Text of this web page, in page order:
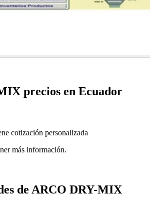
precios en Ecuador
cotización personalizada
más información.
de ARCO DRY-MIX